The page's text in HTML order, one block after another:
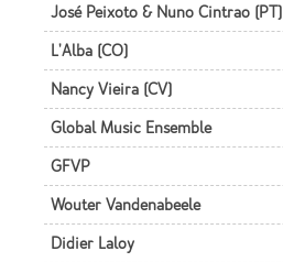
José Peixoto & Nuno Cintrao (PT)
L'Alba (CO)
Nancy Vieira (CV)
Global Music Ensemble
GFVP
Wouter Vandenabeele
Didier Laloy